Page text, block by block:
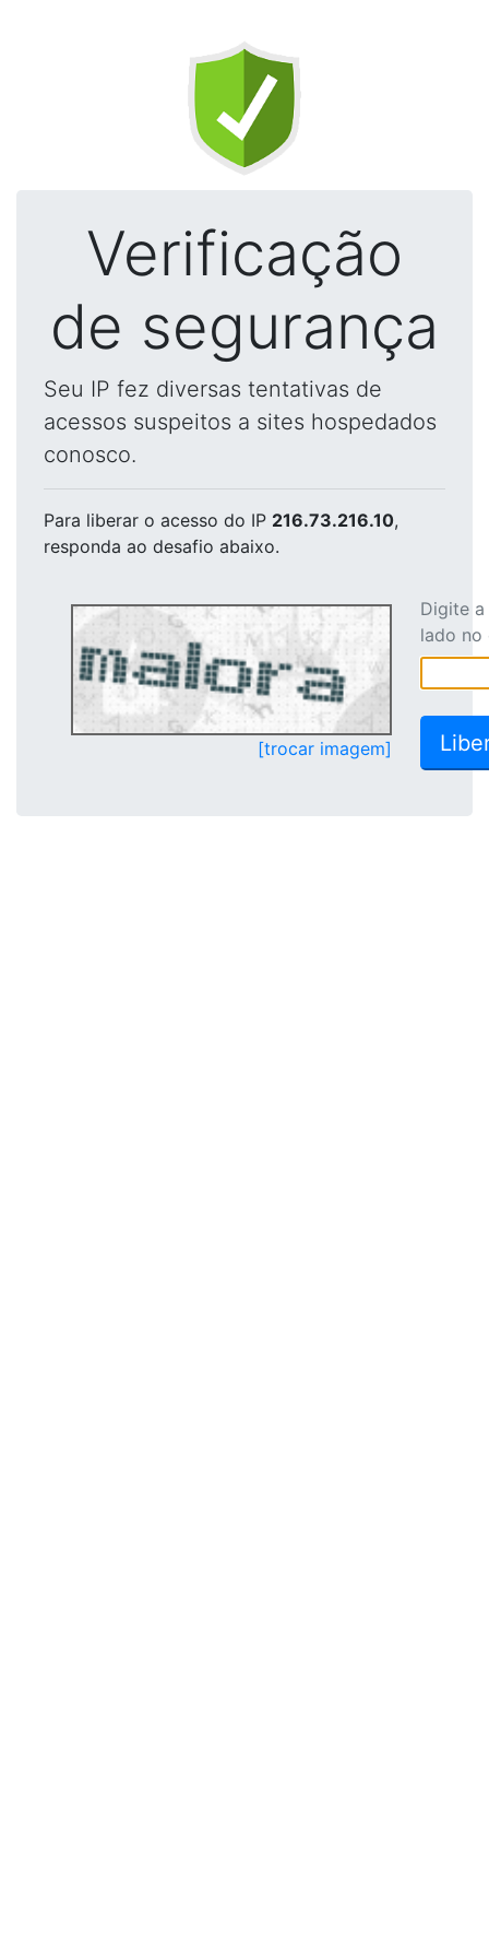
Verificação
de segurança
Seu IP fez diversas tentativas de
acessos suspeitos a sites hospedados
conosco.
Para liberar o acesso do IP 216.73.216.10,
responda ao desafio abaixo.
[trocar imagem]
Digite
lado no